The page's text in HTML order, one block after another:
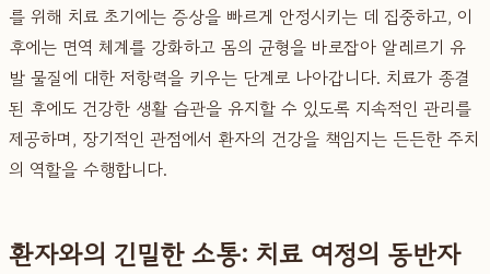
를 위해 치료 초기에는 증상을 빠르게 안정시키는 데 집중하고, 이
후에는 면역 체계를 강화하고 몸의 균형을 바로잡아 알레르기 유
발 물질에 대한 저항력을 키우는 단계로 나아갑니다. 치료가 종결
된 후에도 건강한 생활 습관을 유지할 수 있도록 지속적인 관리를
제공하며, 장기적인 관점에서 환자의 건강을 책임지는 든든한 주치
의 역할을 수행합니다.
환자와의 긴밀한 소통: 치료 여정의 동반자